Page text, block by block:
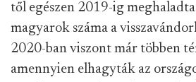
től egészen 2019-ig
magyarok száma a
2020-ban viszont már többen
amennyien elhagyták az